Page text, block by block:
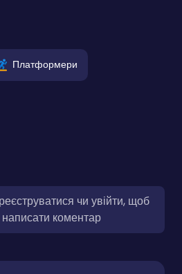
Платформери
чи увійти, щоб
написати коментар